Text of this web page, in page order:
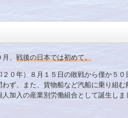
、 戦後の日本では初めて。
０年）８月１５日の敗戦から僅か５
ず、また、貨物船など汽船に乗り組
加入の産業別労働組合として誕生しま